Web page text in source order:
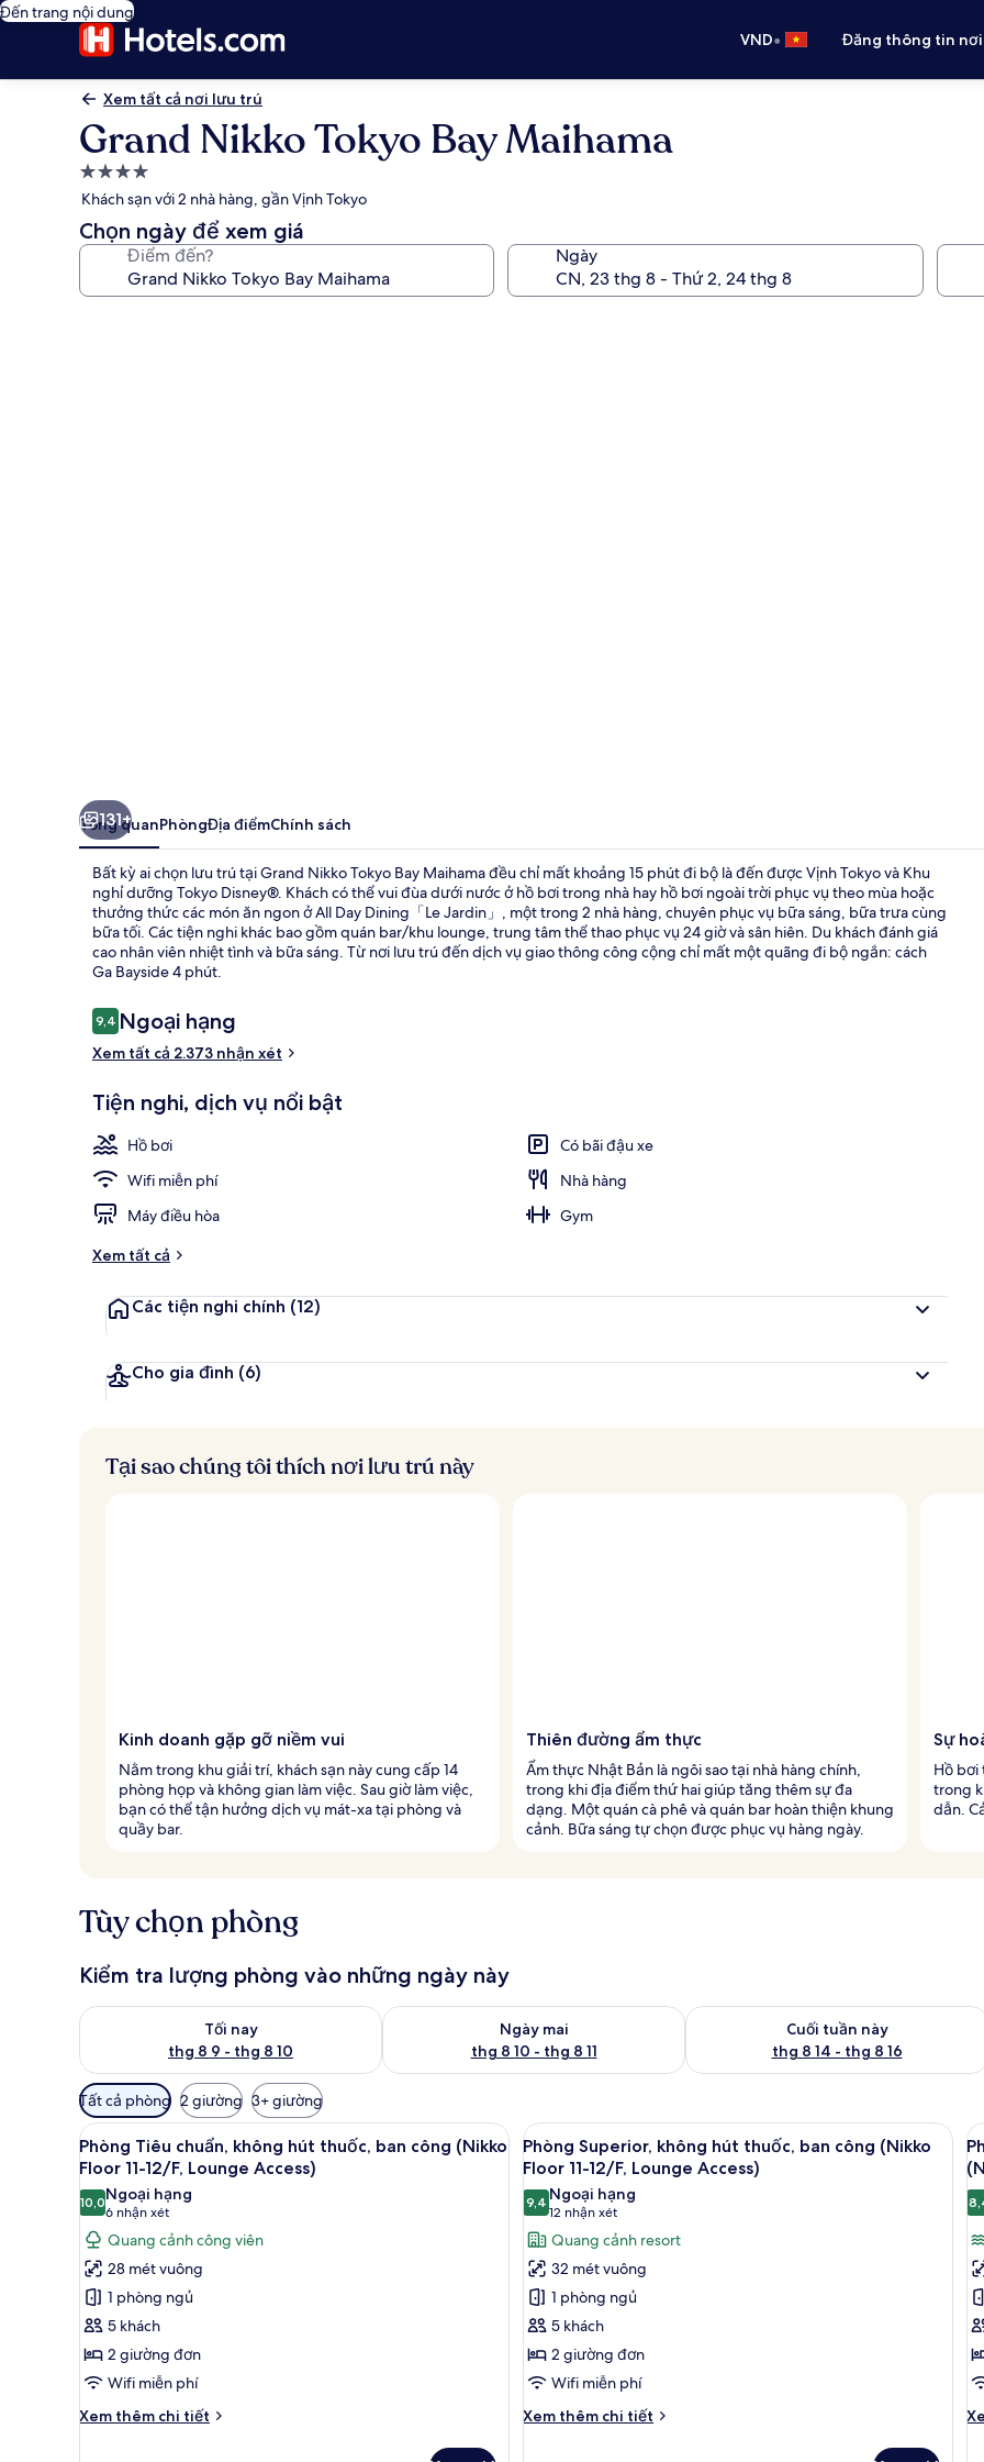
Đến trang nội dung
VND• Đăng thông tin
Xem tất cả nơi lưu trú
Grand Nikko Tokyo Bay Maihama
Nơi
lưu
trú
4.0
Khách sạn với 2 nhà hàng, gần Vịnh Tokyo
Chọn ngày để xem giá
Điểm đến? Ngày
2 nhà hàng;
131+
Tổng quanPhòngĐịa điểmChính sách
Bất kỳ ai chọn lưu trú tại Grand Nikko Tokyo Bay Maihama đều chỉ mất khoảng 15 phút đi bộ là đến được Vịnh Tokyo và Khu
nghỉ dưỡng Tokyo Disney®. Khách có thể vui đùa dưới nước ở hồ bơi trong nhà hay hồ bơi ngoài trời phục vụ theo mùa hoặc
thưởng thức các món ăn ngon ở All Day Dining「Le Jardin」, một trong 2 nhà hàng, chuyên phục vụ bữa sáng, bữa trưa cùng
bữa tối. Các tiện nghi khác bao gồm quán bar/khu lounge, trung tâm thể thao phục vụ 24 giờ và sân hiên. Du khách đánh giá
cao nhân viên nhiệt tình và bữa sáng. Từ nơi lưu trú đến dịch vụ giao thông công cộng chỉ mất một quãng đi bộ ngắn: cách
Ga Bayside 4 phút.
Nhận
xét
9,49,4 trên 10,
Ngoại hạng
Xem tất cả 2.373 nhận xét
Tiện nghi, dịch vụ nổi bật
Hồ bơi
Có bãi đậu xe
Wifi miễn phí
Nhà hàng
Máy điều hòa
Gym
Xem tất cả
Các tiện nghi chính (12)
Cho gia đình (6)
Tại sao chúng tôi thích nơi lưu trú này
Kinh doanh gặp gỡ niềm vui
Nằm trong khu giải trí, khách sạn này cung cấp 14
phòng họp và không gian làm việc. Sau giờ làm việc,
bạn có thể tận hưởng dịch vụ mát-xa tại phòng và
quầy bar.
Thiên đường ẩm thực
Ẩm thực Nhật Bản là ngôi sao tại nhà hàng chính,
trong khi địa điểm thứ hai giúp tăng thêm sự đa
dạng. Một quán cà phê và quán bar hoàn thiện khung
cảnh. Bữa sáng tự chọn được phục vụ hàng ngày.
Sự
Hồ bơi
trong
dẫn.
Tùy chọn phòng
Kiểm tra lượng phòng vào những ngày này
Tối nay
thg 8 9 - thg 8 10
Kiểm tra lượng phòng tối nay từ thg 8 9 - thg 8 10
Ngày mai
thg 8 10 - thg 8 11
Kiểm tra lượng phòng ngày mai từ thg 8 10 - thg 8 11
Cuối tuần này
thg 8 14 - thg 8 16
Kiểm tra lượng phòng cuối tuần này
Bộ
lọc
có
thể
dùng
để
lọc
tìm
phòng
Tất cả phòng 2 giường 3+ giường
Xem
tất
cả
ảnh
Phòng
Tiêu
chuẩn,
không
hút
thuốc,
ban
công
Phòng Tiêu chuẩn, không hút thuốc, ban công (Nikko Floor 11-12/F, Lounge Access) | Quang cảnh từ phòng
14
Phòng Tiêu chuẩn, không hút thuốc, ban công (Nikko
Floor 11-12/F, Lounge Access)
10,010,0 trên 10
Ngoại hạng
6 nhận xét
(6
nhận
xét)
Quang cảnh công viên
28 mét vuông
1 phòng ngủ
5 khách
2 giường đơn
Wifi miễn phí
Xem thêm chi tiết
Chi
Xem
tất
cả
ảnh
Phòng
Superior,
không
hút
thuốc,
ban
công
(Nikko
Phòng Superior, không hút thuốc,
16
Phòng Superior, không hút thuốc, ban công (Nikko
Floor 11-12/F, Lounge Access)
9,49,4 trên 10
Ngoại hạng
12 nhận xét
(12
nhận
xét)
Quang cảnh resort
32 mét vuông
1 phòng ngủ
5 khách
2 giường đơn
Wifi miễn phí
Xem thêm chi tiết
Chi